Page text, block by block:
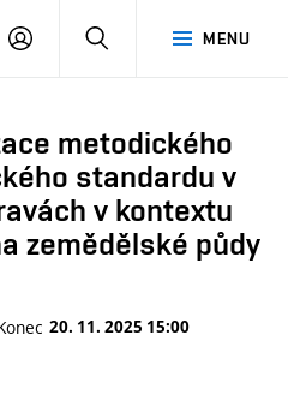
MENU
PŘIHLÁSIT
metodického
standardu v
v kontextu
zemědělské půdy
20. 11. 2025 15:00